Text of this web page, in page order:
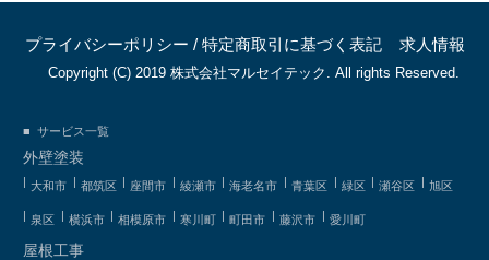
プライバシーポリシー / 特定商取引に基づく表記 求人情報
Copyright (C) 2019 株式会社マルセイテック. All rights Reserved.
サービス一覧
外壁塗装
大和市 都筑区 座間市 綾瀬市 海老名市 青葉区 緑区 瀬谷区 旭区
泉区 横浜市 相模原市 寒川町 町田市 藤沢市 愛川町
屋根工事